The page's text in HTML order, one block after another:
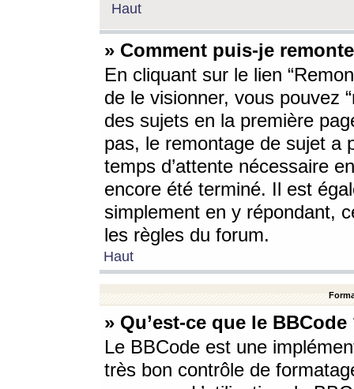
Haut
» Comment puis-je
En cliquant sur le lien
de le visionner, vous pouvez
des sujets en la première
pas, le remontage de sujet a
temps d’attente nécessaire
encore été terminé. Il est
simplement en y répondant,
les règles du forum.
Haut
» Qu’est-ce que le BBCode
Le BBCode est une
très bon contrôle de